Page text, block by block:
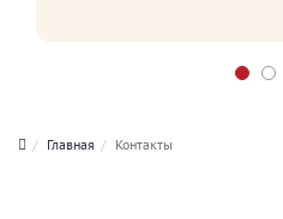
Главная Контакты